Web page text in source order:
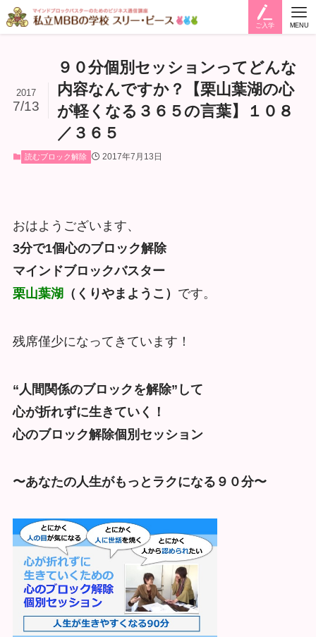
ご入学 MENU
９０分個別セッションってどんな
内容なんですか？【栗山葉湖の心
が軽くなる３６５の言葉】１０８
／３６５
2017
7/13
読むブロック解除 2017年7月13日
おはようございます、
3分で1個心のブロック解除
マインドブロックバスター
栗山葉湖 （くりやまようこ） です。
残席僅少になってきています！
“人間関係のブロックを解除”して
心が折れずに生きていく！
心のブロック解除個別セッション
〜あなたの人生がもっとラクになる９０分〜